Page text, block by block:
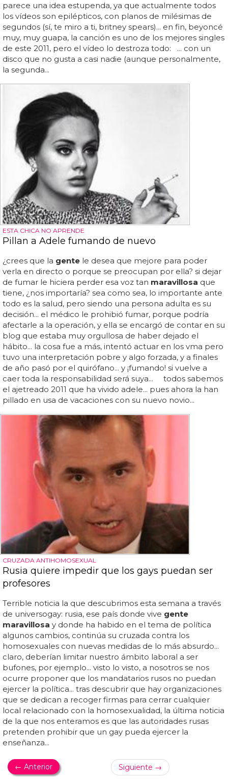
parece una idea estupenda, ya que actualmente todos
los vídeos son epilépticos, con planos de milésimas de
segundos (sí, te miro a ti, britney spears)... en fin, beyoncé
muy, muy guapa, la canción es uno de los mejores singles
de este 2011, pero el vídeo lo destroza todo: ... con un
disco que no gusta a casi nadie (aunque personalmente,
la segunda...
ESTA CHICA NO APRENDE
Pillan a Adele fumando de nuevo
¿crees que la gente le desea que mejore para poder
verla en directo o porque se preocupan por ella? si dejar
de fumar le hiciera perder esa voz tan maravillosa que
tiene, ¿nos importaría? sea como sea, lo importante ante
todo es la salud, pero siendo una persona adulta es su
decisión... el médico le prohibió fumar, porque podría
afectarle a la operación, y ella se encargó de contar en su
blog que estaba muy orgullosa de haber dejado el
hábito... la cosa fue a más, intentó actuar en los vma pero
tuvo una interpretación pobre y algo forzada, y a finales
de año pasó por el quirófano... y ¡fumando! si vuelve a
caer toda la responsabilidad será suya... todos sabemos
el ajetreado 2011 que ha vivido adele... pues ahora la han
pillado en usa de vacaciones con su nuevo novio...
CRUZADA ANTIHOMOSEXUAL
Rusia quiere impedir que los gays puedan ser
profesores
Terrible noticia la que descubrimos esta semana a través
de universogay: rusia, ese país donde vive gente
maravillosa y donde ha habido en el tema de política
algunos cambios, continúa su cruzada contra los
homosexuales con nuevas medidas de lo más absurdo...
claro, deberían limitar nuestro ámbito laboral a ser
bufones, por ejemplo... visto lo visto, a nosotros se nos
ocurre proponer que los mandatarios rusos no puedan
ejercer la política... tras descubrir que hay organizaciones
que se dedican a recoger firmas para cerrar cualquier
local relacionado con la homosexualidad, la última noticia
de la que nos enteramos es que las autoridades rusas
pretenden prohibir que un gay pueda ejercer la
enseñanza...
← Anterior Siguiente →